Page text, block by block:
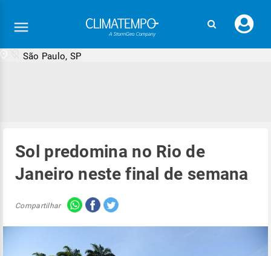
seu
São Paulo, SP
Sol predomina no Rio de
Janeiro neste final de semana
Compartilhar